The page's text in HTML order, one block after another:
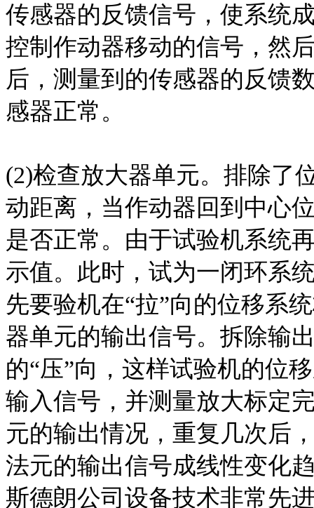
传感器的反馈信号，使系统
控制作动器移动的信号，然
后，测量到的传感器的反馈
感器正常。
(2)检查放大器单元。排除了
动距离，当作动器回到中心
是否正常。由于试验机系统
示值。此时，试为一闭环系
先要验机在“拉”向的位移系
器单元的输出信号。拆除输
的“压”向，这样试验机的位
输入信号，并测量放大标定
元的输出情况，重复几次后
法元的输出信号成线性变化
斯德朗公司设备技术非常先